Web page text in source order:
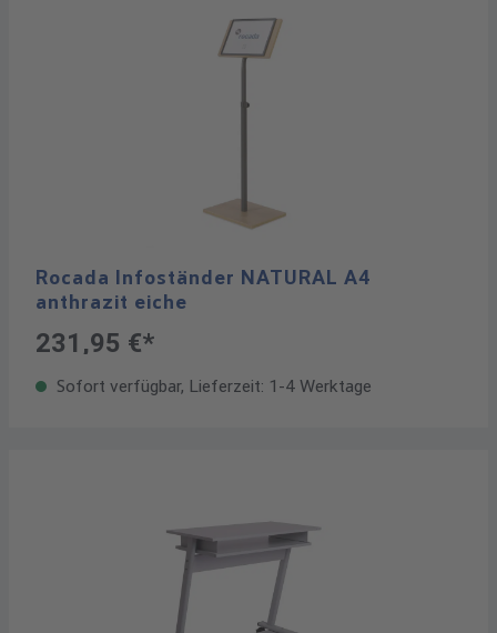
Rocada Infoständer NATURAL A4
anthrazit eiche
231,95 €*
Sofort verfügbar, Lieferzeit: 1-4 Werktage